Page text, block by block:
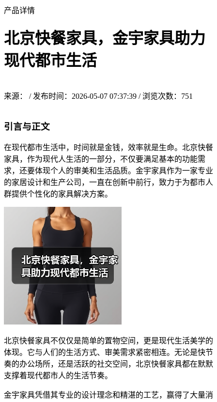
产品详情
北京快餐家具，金宇家具助力
现代都市生活
来源： / 发布时间：2026-05-07 07:37:39 / 浏览次数： 751
引言与正文
在现代都市生活中，时间就是金钱，效率就是生命。北京快餐
家具，作为现代人生活的一部分，不仅要满足基本的功能需
求，还要体现个人的审美和生活品质。金宇家具作为一家专业
的家居设计和生产公司，一直在创新中前行，致力于为都市人
群提供个性化的家具解决方案。
北京快餐家具不仅仅是简单的置物空间，更是现代生活美学的
体现。它与人们的生活方式、审美需求紧密相连。无论是快节
奏的办公场所，还是活跃的社交空间，北京快餐家具都在默默
支撑着现代都市人的生活节奏。
金宇家具凭借其专业的设计理念和精湛的工艺，赢得了大量消